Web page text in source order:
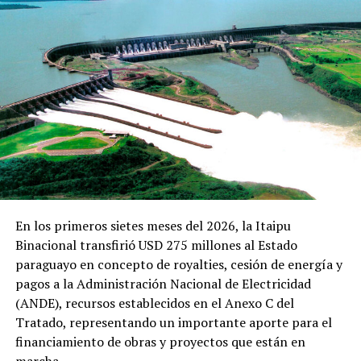
para las importaciones de combustibles, y autoriza al
Estado a realizar transferencias de recursos a la
empresa para garantizar la disminución en los precios,
ante el actual contexto de suba a nivel internacional.
Agregó que conversó con sus colegas en el Senado y
existe también el compromiso de tratar de forma
inmediata una vez que el proyecto se presente, para dar
media sanción.
Con esta medida, los gremios de camioneros informaron
del proyecto, aunque no se hará cortes de ruta
intermitentes.
TEMAS RELACIONADOS:
CAMIONEROS ESTÁN DEACUERDO CON NUEVA PROPUESTA
PORTADA
ARRIBA SIGUIENTE
En los primeros sietes meses del 2026, la Itaipu
Binacional transfirió USD 275 millones al Estado
paraguayo en concepto de royalties, cesión de energía y
pagos a la Administración Nacional de Electricidad
(ANDE), recursos establecidos en el Anexo C del
Tratado, representando un importante aporte para el
financiamiento de obras y proyectos que están en